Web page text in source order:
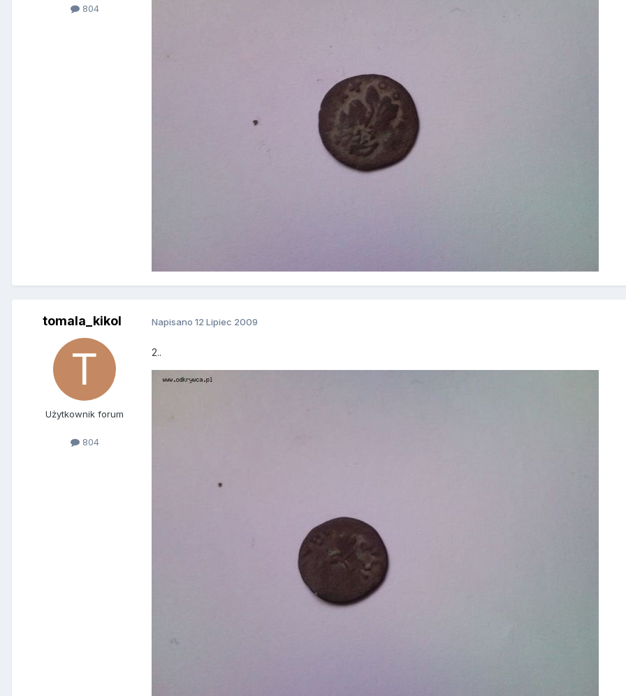
804
tomala_kikol
Użytkownik forum
804
Napisano 12 Lipiec 2009
2..